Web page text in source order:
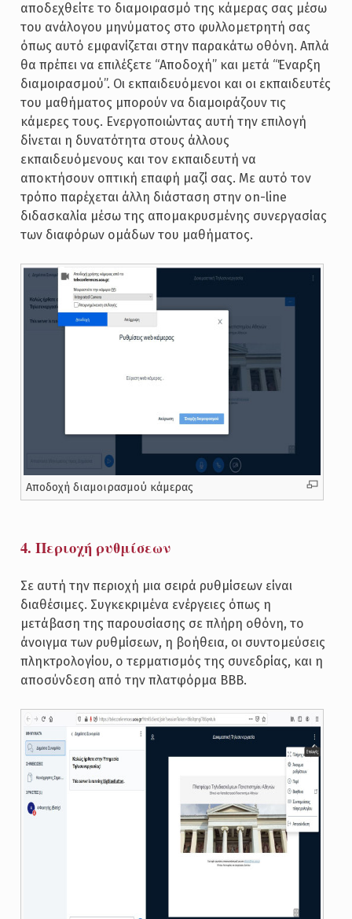
αποδεχθείτε το διαμοιρασμό της κάμερας σας μέσω
του ανάλογου μηνύματος στο φυλλομετρητή σας
όπως αυτό εμφανίζεται στην παρακάτω οθόνη. Απλά
θα πρέπει να επιλέξετε “Αποδοχή” και μετά “Έναρξη
διαμοιρασμού”. Οι εκπαιδευόμενοι και οι εκπαιδευτές
του μαθήματος μπορούν να διαμοιράζουν τις
κάμερες τους. Ενεργοποιώντας αυτή την επιλογή
δίνεται η δυνατότητα στους άλλους
εκπαιδευόμενους και τον εκπαιδευτή να
αποκτήσουν οπτική επαφή μαζί σας. Με αυτό τον
τρόπο παρέχεται άλλη διάσταση στην on-line
διδασκαλία μέσω της απομακρυσμένης συνεργασίας
των διαφόρων ομάδων του μαθήματος.
Αποδοχή διαμοιρασμού κάμερας
4. Περιοχή ρυθμίσεων
Σε αυτή την περιοχή μια σειρά ρυθμίσεων είναι
διαθέσιμες. Συγκεκριμένα ενέργειες όπως η
μετάβαση της παρουσίασης σε πλήρη οθόνη, το
άνοιγμα των ρυθμίσεων, η βοήθεια, οι συντομεύσεις
πληκτρολογίου, ο τερματισμός της συνεδρίας, και η
αποσύνδεση από την πλατφόρμα ΒΒΒ.